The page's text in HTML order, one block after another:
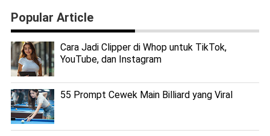
Popular Article
Cara Jadi Clipper di Whop untuk TikTok,
YouTube, dan Instagram
55 Prompt Cewek Main Billiard yang Viral